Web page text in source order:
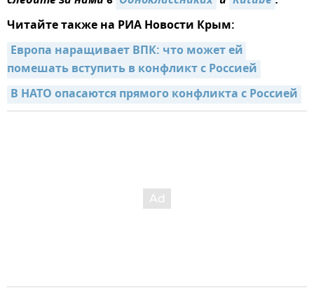
Читайте также на РИА Новости Крым:
Европа наращивает ВПК: что может ей
помешать вступить в конфликт с Россией
В НАТО опасаются прямого конфликта с Россией